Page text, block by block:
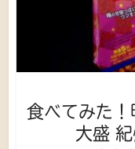
食べてみた
大盛